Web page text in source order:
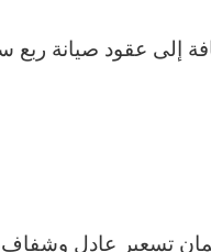
إلى عقود صيانة
تسعير عادل وشفاف،